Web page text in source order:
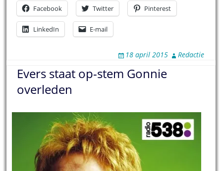
Facebook Twitter Pinterest
LinkedIn E-mail
18 april 2015 Redactie
Evers staat op-stem Gonnie
overleden